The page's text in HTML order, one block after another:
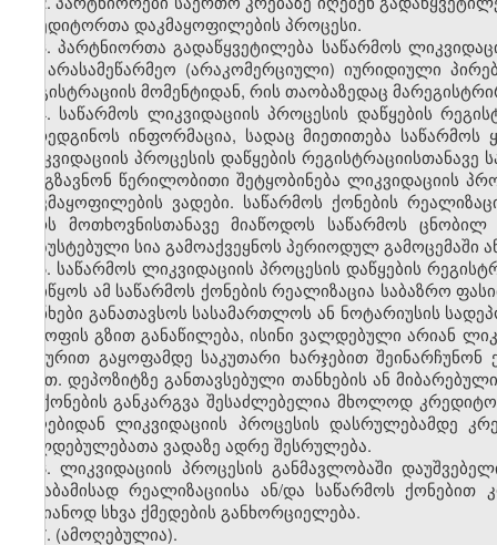
კრედიტორთა დაკმაყოფილების პროცესი.
3. პარტნიორთა გადაწყვეტილება საწარმოს
და არასამეწარმეო (არაკომერციული) იურიდიული
რეგისტრაციის მომენტიდან, რის თაობაზედაც
4. საწარმოს ლიკვიდაციის პროცესის დაწყების
წარედგინოს ინფორმაცია, სადაც მიეთითება
ლიკვიდაციის პროცესის დაწყების
გაუგზავნონ წერილობითი შეტყობინება ლიკვიდაციის
დაკმაყოფილების ვადები. საწარმოს ქონების
პირს მოთხოვნისთანავე მიაწოდოს საწარმოს
დაზუსტებული სია გამოაქვეყნოს პერიოდულ გამოცემაში
5. საწარმოს ლიკვიდაციის პროცესის დაწყების
დაიწყოს ამ საწარმოს ქონების რეალიზაცია საბაზრო
თანხები განათავსოს სასამართლოს ან ნოტარიუსის
გაყოფის გზით განაწილება, ისინი ვალდებული არიან
ნატურით გაყოფამდე საკუთარი ხარჯებით
გზით. დეპოზიტზე განთავსებული თანხების ან
ან ქონების განკარგვა შესაძლებელია მხოლოდ
მიღებიდან ლიკვიდაციის პროცესის დასრულებამდე
ვალდებულებათა ვადაზე ადრე შესრულება.
6. ლიკვიდაციის პროცესის განმავლობაში
შესაბამისად რეალიზაციისა ან/და საწარმოს
საზიანოდ სხვა ქმედების განხორციელება.
7. (ამოღებულია).